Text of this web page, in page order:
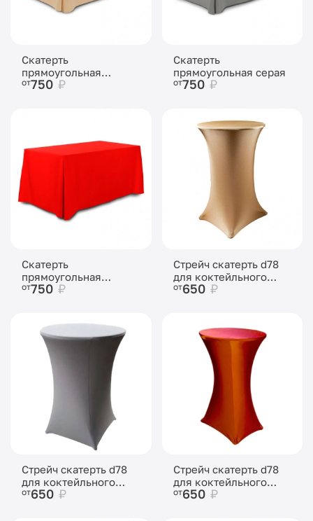
Скатерть
прямоугольная
бежевая
от750₽
Скатерть
прямоугольная серая
от750₽
Скатерть
прямоугольная
красная
от750 ₽
Стрейч скатерть d78
для коктейльного
стола золотая
от650 ₽
Стрейч скатерть d78
для коктейльного
стола серая
от650 ₽
Стрейч скатерть d78
для коктейльного
стола красная
от650 ₽